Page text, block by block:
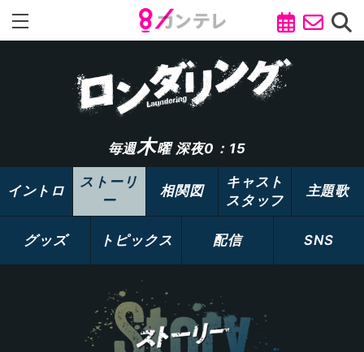
毎週木曜 深夜0：15
イントロ
ストーリ
ー
相関図
キャスト
スタッフ
主題歌
グッズ トピックス 配信 SNS